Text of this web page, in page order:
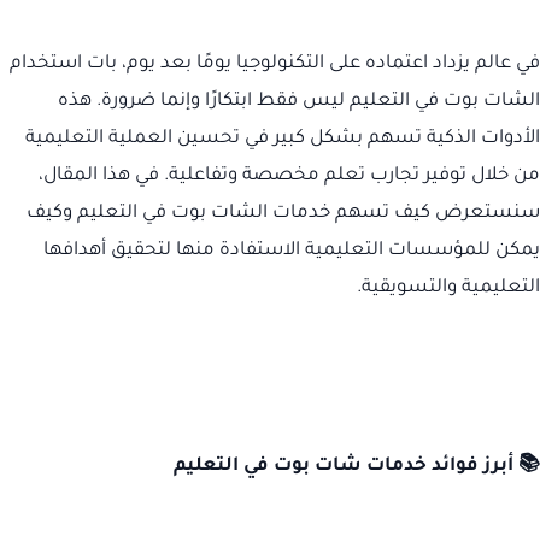
في عالم يزداد اعتماده على التكنولوجيا يومًا بعد يوم، بات استخدام
الشات بوت في التعليم ليس فقط ابتكارًا وإنما ضرورة. هذه
الأدوات الذكية تسهم بشكل كبير في تحسين العملية التعليمية
من خلال توفير تجارب تعلم مخصصة وتفاعلية. في هذا المقال،
سنستعرض كيف تسهم خدمات الشات بوت في التعليم وكيف
يمكن للمؤسسات التعليمية الاستفادة منها لتحقيق أهدافها
التعليمية والتسويقية.
📚 أبرز فوائد خدمات شات بوت في التعليم